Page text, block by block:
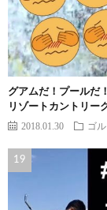
グアムだ！プールだ
リゾートカントリー
2018.01.30 ゴ